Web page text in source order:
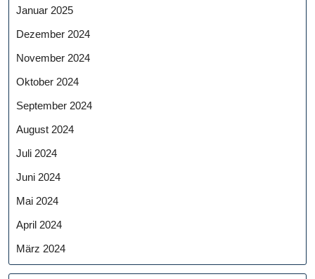
Januar 2025
Dezember 2024
November 2024
Oktober 2024
September 2024
August 2024
Juli 2024
Juni 2024
Mai 2024
April 2024
März 2024